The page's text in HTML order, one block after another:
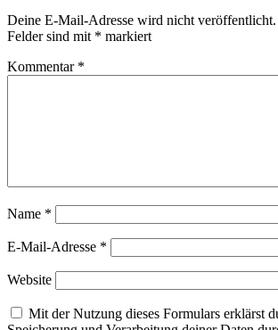
Deine E-Mail-Adresse wird nicht veröffentlicht.
Felder sind mit * markiert
Kommentar *
Name *
E-Mail-Adresse *
Website
Mit der Nutzung dieses Formulars erklärst